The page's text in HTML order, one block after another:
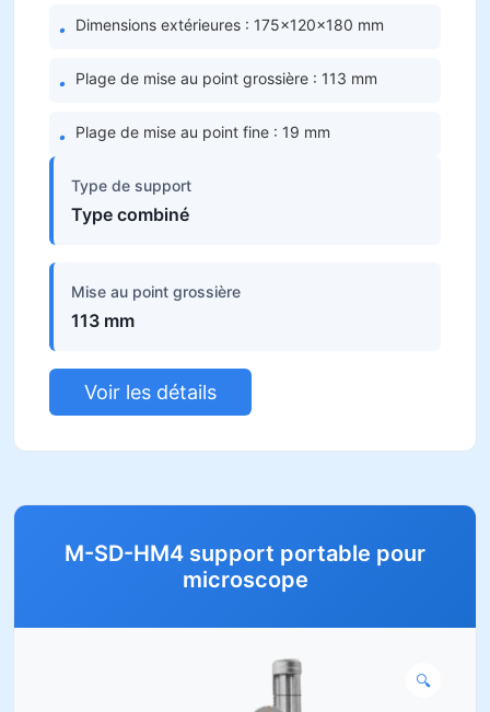
• Dimensions extérieures : 175×120×180 mm
• Plage de mise au point grossière : 113 mm
• Plage de mise au point fine : 19 mm
Type de support
Type combiné
Mise au point grossière
113 mm
Voir les détails
M-SD-HM4 support portable pour
microscope
🔍